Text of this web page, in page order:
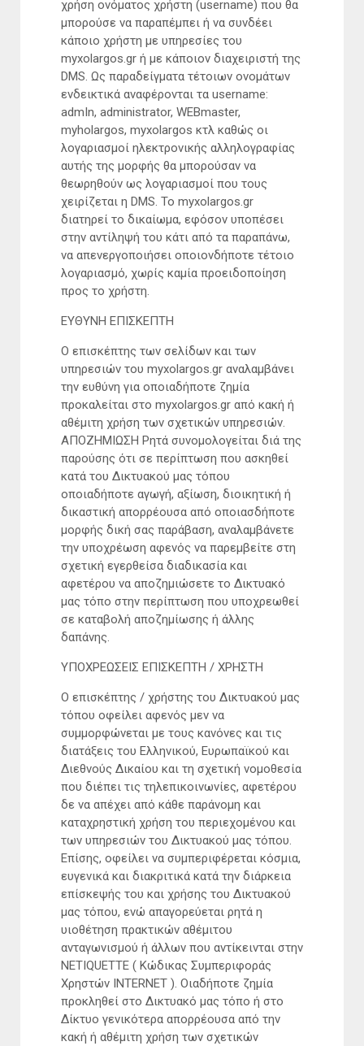
χρήση ονόματος χρήστη (username) που θα
μπορούσε να παραπέμπει ή να συνδέει
κάποιο χρήστη με υπηρεσίες του
myxolargos.gr ή με κάποιον διαχειριστή της
DMS. Ως παραδείγματα τέτοιων ονομάτων
ενδεικτικά αναφέρονται τα username:
admIn, administrator, WEBmaster,
myholargos, myxolargos κτλ καθώς οι
λογαριασμοί ηλεκτρονικής αλληλογραφίας
αυτής της μορφής θα μπορούσαν να
θεωρηθούν ως λογαριασμοί που τους
χειρίζεται η DMS. To myxolargos.gr
διατηρεί το δικαίωμα, εφόσον υποπέσει
στην αντίληψή του κάτι από τα παραπάνω,
να απενεργοποιήσει οποιονδήποτε τέτοιο
λογαριασμό, χωρίς καμία προειδοποίηση
προς το χρήστη.
ΕΥΘΥΝΗ ΕΠΙΣΚΕΠΤΗ
Ο επισκέπτης των σελίδων και των
υπηρεσιών του myxolargos.gr αναλαμβάνει
την ευθύνη για οποιαδήποτε ζημία
προκαλείται στο myxolargos.gr από κακή ή
αθέμιτη χρήση των σχετικών υπηρεσιών.
ΑΠΟΖΗΜΙΩΣΗ Ρητά συνομολογείται διά της
παρούσης ότι σε περίπτωση που ασκηθεί
κατά του Δικτυακού μας τόπου
οποιαδήποτε αγωγή, αξίωση, διοικητική ή
δικαστική απορρέουσα από οποιασδήποτε
μορφής δική σας παράβαση, αναλαμβάνετε
την υποχρέωση αφενός να παρεμβείτε στη
σχετική εγερθείσα διαδικασία και
αφετέρου να αποζημιώσετε το Δικτυακό
μας τόπο στην περίπτωση που υποχρεωθεί
σε καταβολή αποζημίωσης ή άλλης
δαπάνης.
ΥΠΟΧΡΕΩΣΕΙΣ ΕΠΙΣΚΕΠΤΗ / ΧΡΗΣΤΗ
Ο επισκέπτης / χρήστης του Δικτυακού μας
τόπου οφείλει αφενός μεν να
συμμορφώνεται με τους κανόνες και τις
διατάξεις του Ελληνικού, Ευρωπαϊκού και
Διεθνούς Δικαίου και τη σχετική νομοθεσία
που διέπει τις τηλεπικοινωνίες, αφετέρου
δε να απέχει από κάθε παράνομη και
καταχρηστική χρήση του περιεχομένου και
των υπηρεσιών του Δικτυακού μας τόπου.
Επίσης, οφείλει να συμπεριφέρεται κόσμια,
ευγενικά και διακριτικά κατά την διάρκεια
επίσκεψής του και χρήσης του Δικτυακού
μας τόπου, ενώ απαγορεύεται ρητά η
υιοθέτηση πρακτικών αθέμιτου
ανταγωνισμού ή άλλων που αντίκεινται στην
NETIQUETTE ( Κώδικας Συμπεριφοράς
Χρηστών INTERNET ). Οιαδήποτε ζημία
προκληθεί στο Δικτυακό μας τόπο ή στο
Δίκτυο γενικότερα απορρέουσα από την
κακή ή αθέμιτη χρήση των σχετικών